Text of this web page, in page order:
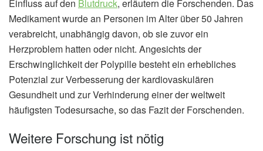
Einfluss auf den Blutdruck, erläutern die Forschenden. Das
Medikament wurde an Personen im Alter über 50 Jahren
verabreicht, unabhängig davon, ob sie zuvor ein
Herzproblem hatten oder nicht. Angesichts der
Erschwinglichkeit der Polypille besteht ein erhebliches
Potenzial zur Verbesserung der kardiovaskulären
Gesundheit und zur Verhinderung einer der weltweit
häufigsten Todesursache, so das Fazit der Forschenden.
Weitere Forschung ist nötig